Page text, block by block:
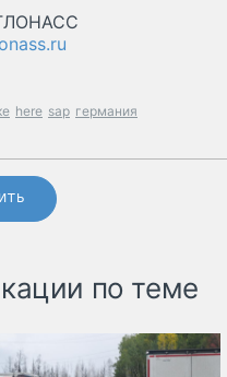
here sap германия
по теме